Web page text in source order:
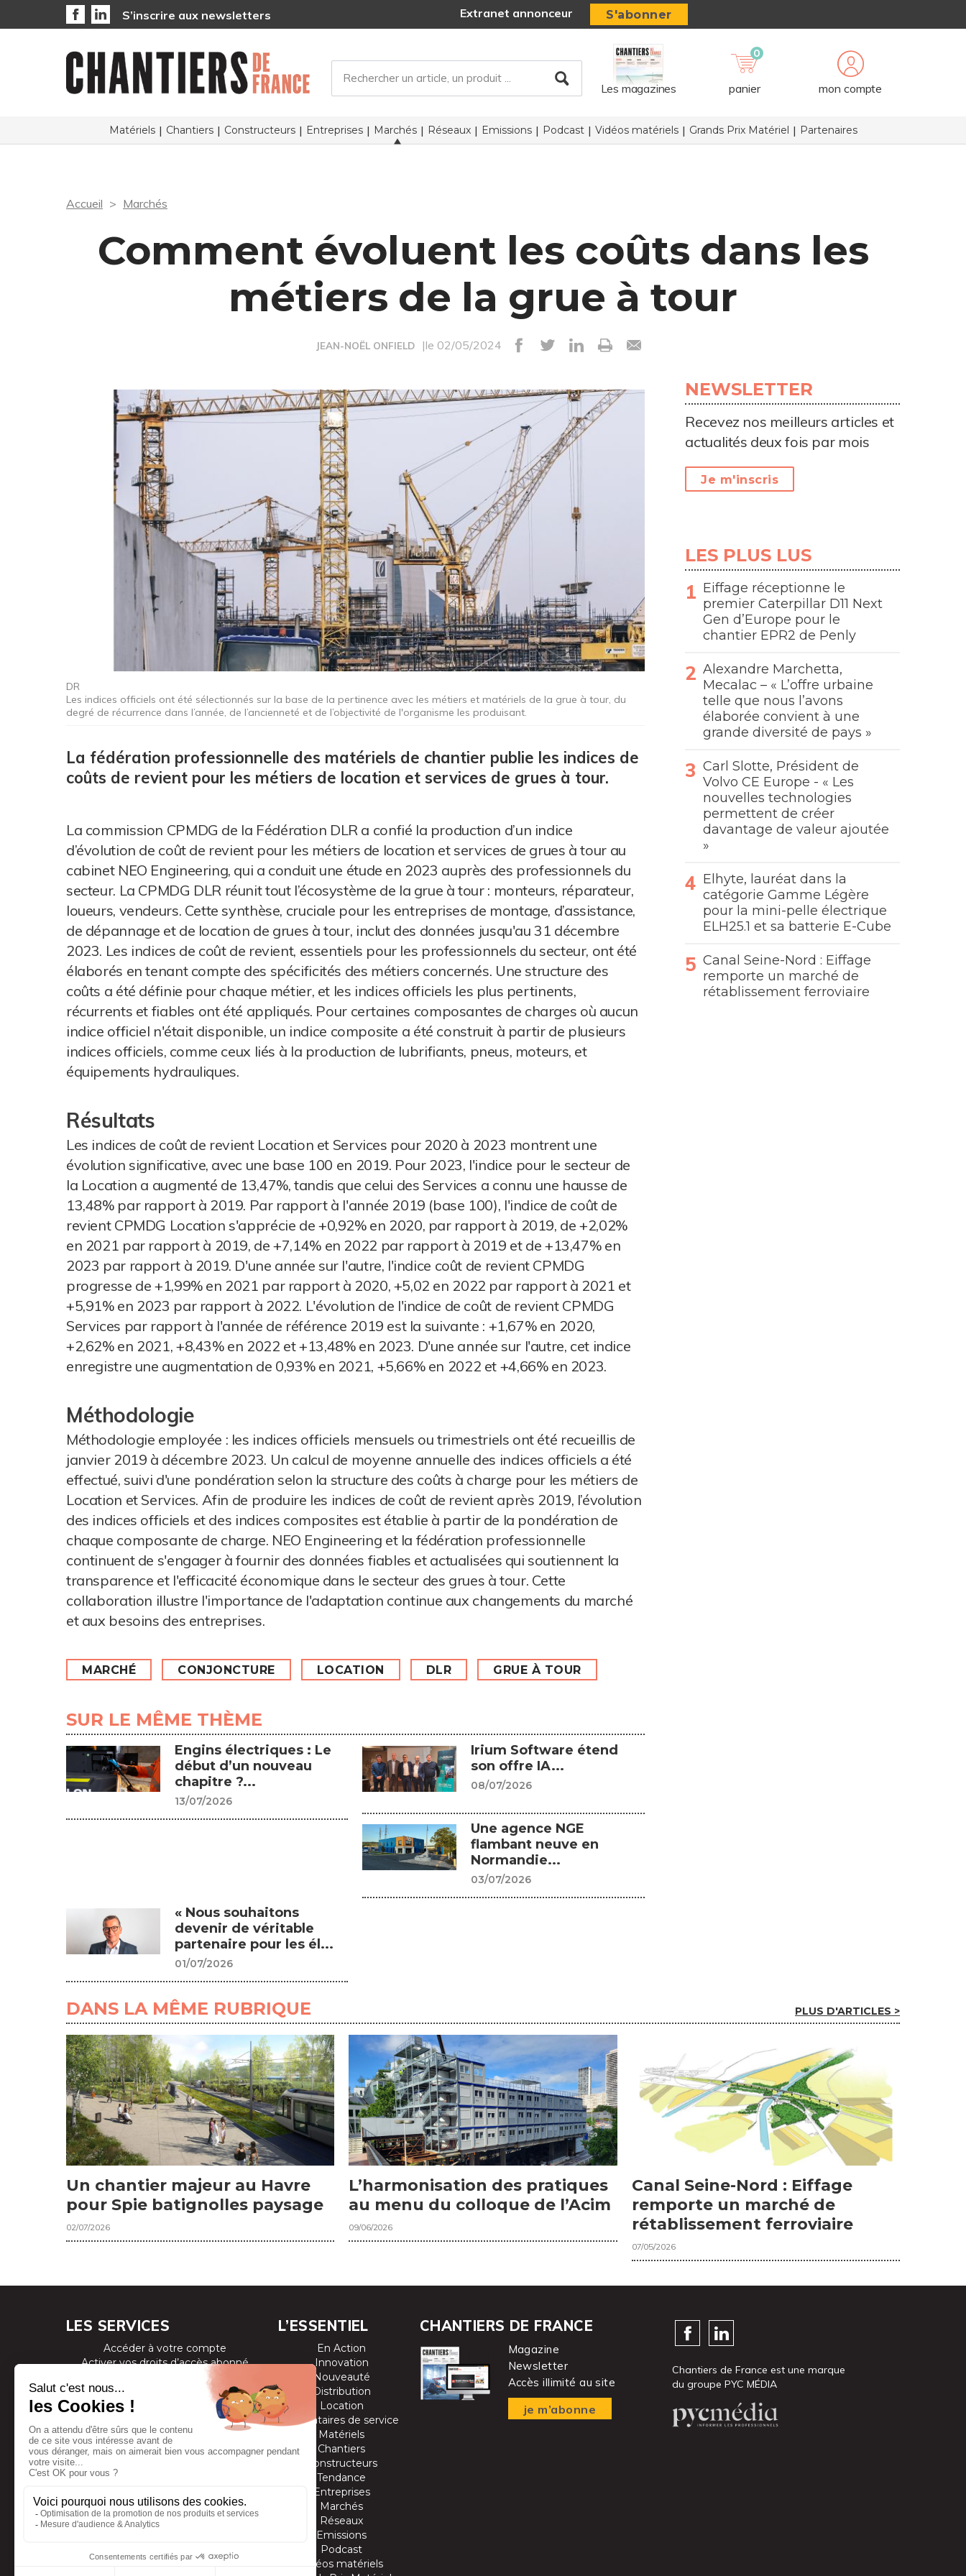
S’inscrire aux newsletters Extranet annonceur S'abonner
Les magazines
0
panier mon compte
Matériels Chantiers Constructeurs Entreprises Marchés Réseaux Emissions Podcast Vidéos matériels Grands Prix Matériel Partenaires
Accueil Marchés
Comment évoluent les coûts dans les
métiers de la grue à tour
JEAN-NOËL ONFIELD |le 02/05/2024
DR
Les indices officiels ont été sélectionnés sur la base de la pertinence avec les métiers et matériels de la grue à tour, du
degré de récurrence dans l’année, de l’ancienneté et de l’objectivité de l'organisme les produisant.
La fédération professionnelle des matériels de chantier publie les indices de
coûts de revient pour les métiers de location et services de grues à tour.
La commission CPMDG de la Fédération DLR a confié la production d’un indice
d’évolution de coût de revient pour les métiers de location et services de grues à tour au
cabinet NEO Engineering, qui a conduit une étude en 2023 auprès des professionnels du
secteur. La CPMDG DLR réunit tout l’écosystème de la grue à tour : monteurs, réparateur,
loueurs, vendeurs. Cette synthèse, cruciale pour les entreprises de montage, d’assistance,
de dépannage et de location de grues à tour, inclut des données jusqu'au 31 décembre
2023. Les indices de coût de revient, essentiels pour les professionnels du secteur, ont été
élaborés en tenant compte des spécificités des métiers concernés. Une structure des
coûts a été définie pour chaque métier, et les indices officiels les plus pertinents,
récurrents et fiables ont été appliqués. Pour certaines composantes de charges où aucun
indice officiel n'était disponible, un indice composite a été construit à partir de plusieurs
indices officiels, comme ceux liés à la production de lubrifiants, pneus, moteurs, et
équipements hydrauliques.
Résultats
Les indices de coût de revient Location et Services pour 2020 à 2023 montrent une
évolution significative, avec une base 100 en 2019. Pour 2023, l'indice pour le secteur de
la Location a augmenté de 13,47%, tandis que celui des Services a connu une hausse de
13,48% par rapport à 2019. Par rapport à l'année 2019 (base 100), l'indice de coût de
revient CPMDG Location s'apprécie de +0,92% en 2020, par rapport à 2019, de +2,02%
en 2021 par rapport à 2019, de +7,14% en 2022 par rapport à 2019 et de +13,47% en
2023 par rapport à 2019. D'une année sur l'autre, l'indice coût de revient CPMDG
progresse de +1,99% en 2021 par rapport à 2020, +5,02 en 2022 par rapport à 2021 et
+5,91% en 2023 par rapport à 2022. L'évolution de l'indice de coût de revient CPMDG
Services par rapport à l'année de référence 2019 est la suivante : +1,67% en 2020,
+2,62% en 2021, +8,43% en 2022 et +13,48% en 2023. D'une année sur l'autre, cet indice
enregistre une augmentation de 0,93% en 2021, +5,66% en 2022 et +4,66% en 2023.
Méthodologie
Méthodologie employée : les indices officiels mensuels ou trimestriels ont été recueillis de
janvier 2019 à décembre 2023. Un calcul de moyenne annuelle des indices officiels a été
effectué, suivi d'une pondération selon la structure des coûts à charge pour les métiers de
Location et Services. Afin de produire les indices de coût de revient après 2019, l’évolution
des indices officiels et des indices composites est établie à partir de la pondération de
chaque composante de charge. NEO Engineering et la fédération professionnelle
continuent de s'engager à fournir des données fiables et actualisées qui soutiennent la
transparence et l'efficacité économique dans le secteur des grues à tour. Cette
collaboration illustre l'importance de l'adaptation continue aux changements du marché
et aux besoins des entreprises.
MARCHÉ CONJONCTURE LOCATION DLR GRUE À TOUR
SUR LE MÊME THÈME
Engins électriques : Le
début d’un nouveau
chapitre ?...
13/07/2026
Irium Software étend
son offre IA...
08/07/2026
Une agence NGE
flambant neuve en
Normandie...
03/07/2026
« Nous souhaitons
devenir de véritable
partenaire pour les él...
01/07/2026
NEWSLETTER
Recevez nos meilleurs articles et
actualités deux fois par mois
Je m'inscris
LES PLUS LUS
Eiffage réceptionne le
premier Caterpillar D11 Next
Gen d’Europe pour le
chantier EPR2 de Penly
Alexandre Marchetta,
Mecalac – « L’offre urbaine
telle que nous l’avons
élaborée convient à une
grande diversité de pays »
Carl Slotte, Président de
Volvo CE Europe - « Les
nouvelles technologies
permettent de créer
davantage de valeur ajoutée
»
Elhyte, lauréat dans la
catégorie Gamme Légère
pour la mini-pelle électrique
ELH25.1 et sa batterie E-Cube
Canal Seine-Nord : Eiffage
remporte un marché de
rétablissement ferroviaire
DANS LA MÊME RUBRIQUE PLUS D'ARTICLES >
Un chantier majeur au Havre
pour Spie batignolles paysage
02/07/2026
L’harmonisation des pratiques
au menu du colloque de l’Acim
09/06/2026
Canal Seine-Nord : Eiffage
remporte un marché de
rétablissement ferroviaire
07/05/2026
LES SERVICES
Accéder à votre compte
Activer vos droits d’accès abonné
Consulter les magazines
S’inscrire aux newsletters
Devenir annonceur
Se connecter à l’extranet annonceur
Nous contacter
L’ESSENTIEL
En Action
Innovation
Nouveauté
Distribution
Location
Prestataires de service
Matériels
Chantiers
Constructeurs
Tendance
Entreprises
Marchés
Réseaux
Emissions
Podcast
Vidéos matériels
CHANTIERS DE FRANCE
Magazine
Newsletter
Accès illimité au site
je m’abonne
Chantiers de France est une marque
du groupe PYC MÉDIA